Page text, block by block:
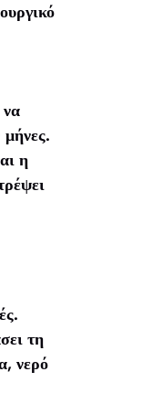
να
η
τη
νερό